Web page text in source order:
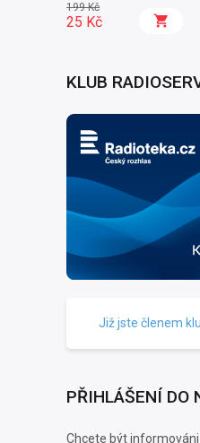
Na frontě
199 Kč
25 Kč
KLUB
Již jste členem
PŘIHLÁŠENÍ DO
Chcete být